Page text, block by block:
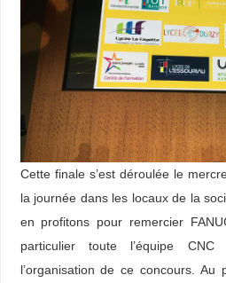
Cette finale s’est déroulée le
la journée dans les locaux de la
en profitons pour remercier
particulier toute l’équipe
l’organisation de ce concours. Au